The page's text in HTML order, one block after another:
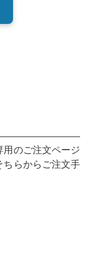
用のご注文ページ
ちらからご注文手